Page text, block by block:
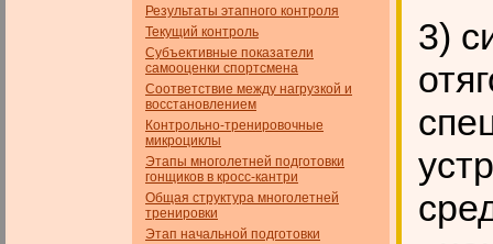
Результаты этапного контроля
Текущий контроль
Субъективные показатели
самооценки спортсмена
Соответствие между нагрузкой и
восстановлением
Контрольно-тренировочные
микроциклы
Этапы многолетней подготовки
гонщиков в кросс-кантри
Общая структура многолетней
тренировки
Этап начальной подготовки
3)